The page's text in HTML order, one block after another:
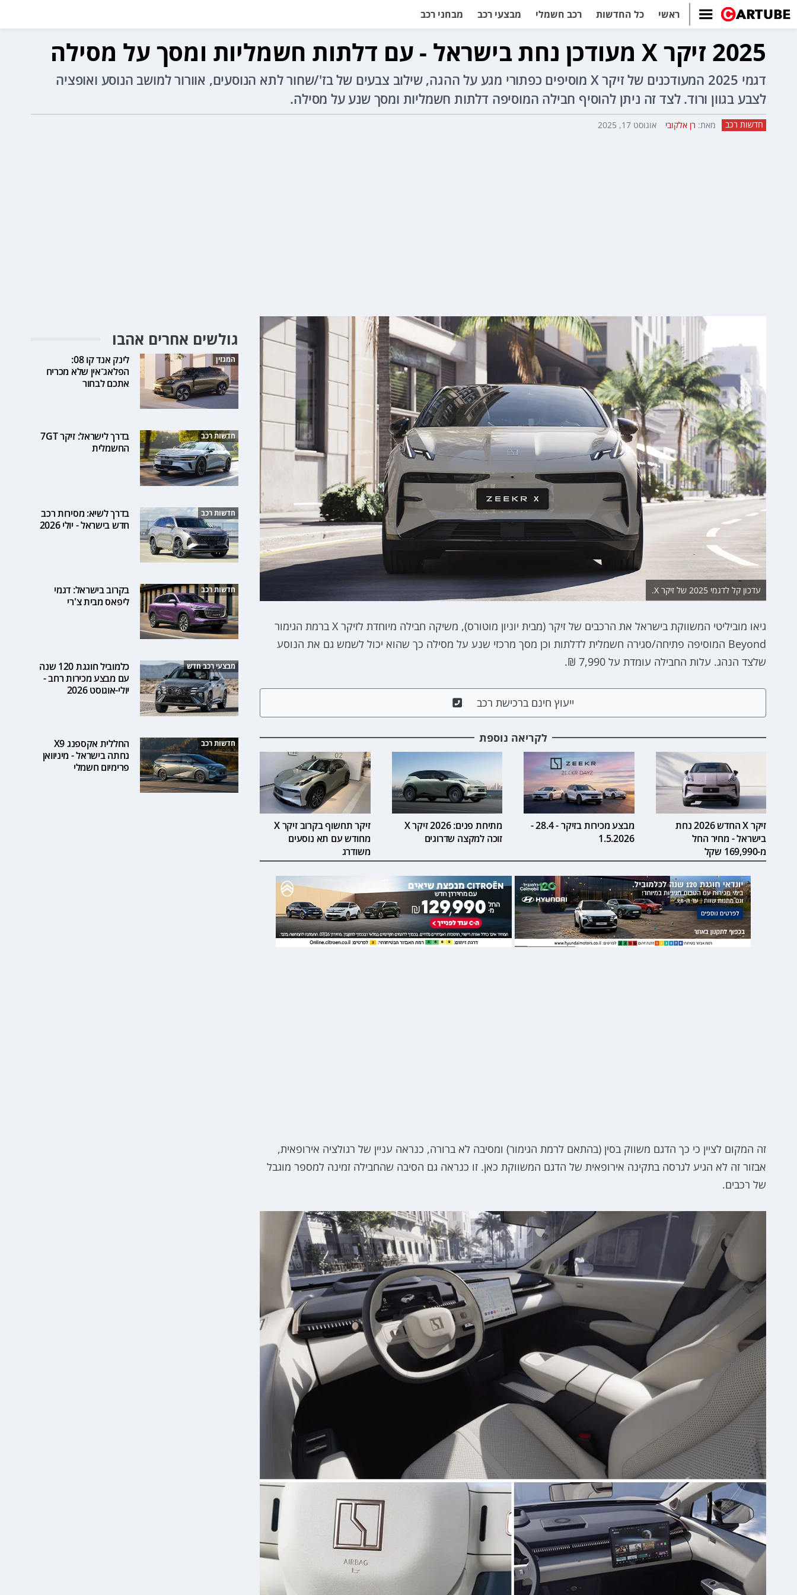
ראשי כל החדשות רכב חשמלי מבצעי רכב מבחני רכב
2025 זיקר X מעודכן נחת בישראל - עם דלתות חשמליות ומסך על מסילה
דגמי 2025 המעודכנים של זיקר X מוסיפים כפתורי מגע על ההגה, שילוב צבעים של בז'/שחור לתא הנוסעים, אוורור למושב הנוסע ואופציה
לצבע בגוון ורוד. לצד זה ניתן להוסיף חבילה המוסיפה דלתות חשמליות ומסך שנע על מסילה.
חדשות רכב מאת: רן אלקובי אוגוסט 17, 2025
עדכון קל לדגמי 2025 של זיקר X.
גיאו מוביליטי המשווקת בישראל את הרכבים של זיקר (מבית יוניון מוטורס), משיקה חבילה מיוחדת לזיקר X ברמת הגימור
Beyond המוסיפה פתיחה/סגירה חשמלית לדלתות וכן מסך מרכזי שנע על מסילה כך שהוא יכול לשמש גם את הנוסע
שלצד הנהג. עלות החבילה עומדת על 7,990 ₪.
ייעוץ חינם ברכישת רכב
לקריאה נוספת
זיקר X החדש 2026 נחת
בישראל - מחיר החל
מ-169,990 שקל
מבצע מכירות בזיקר - 28.4 -
1.5.2026
מתיחת פנים: 2026 זיקר X
זוכה למקצה שדרוגים
זיקר תחשוף בקרוב זיקר X
מחודש עם תא נוסעים
משודרג
זה המקום לציין כי כך הדגם משווק בסין (בהתאם לרמת הגימור) ומסיבה לא ברורה, כנראה עניין של רגולציה אירופאית,
אבזור זה לא הגיע לגרסה בתקינה אירופאית של הדגם המשווקת כאן. זו כנראה גם הסיבה שהחבילה זמינה למספר מוגבל
של רכבים.
גולשים אחרים אהבו
המגזין
לינק אנד קו 08:
הפלאג־אין שלא מכריח
אתכם לבחור
חדשות רכב
בדרך לישראל: זיקר 7GT
החשמלית
חדשות רכב
בדרך לשיא: מסירות רכב
חדש בישראל - יולי 2026
חדשות רכב
בקרוב בישראל: דגמי
ליפאס מבית צ'רי
מבצעי רכב חדש
כלמוביל חוגגת 120 שנה
עם מבצע מכירות רחב -
יולי-אוגוסט 2026
חדשות רכב
החללית אקספנג X9
נחתה בישראל - מיניוואן
פרימיום חשמלי